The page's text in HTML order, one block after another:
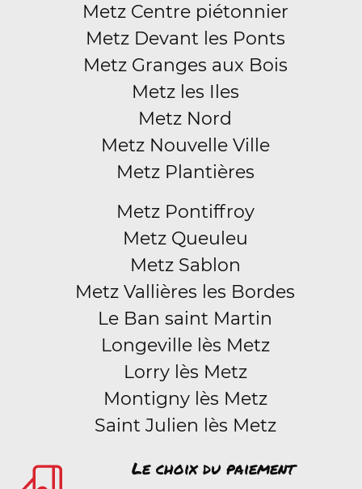
Metz Centre piétonnier
Metz Devant les Ponts
Metz Granges aux Bois
Metz les Iles
Metz Nord
Metz Nouvelle Ville
Metz Plantières
Metz Pontiffroy
Metz Queuleu
Metz Sablon
Metz Vallières les Bordes
Le Ban saint Martin
Longeville lès Metz
Lorry lès Metz
Montigny lès Metz
Saint Julien lès Metz
Le choix du paiement